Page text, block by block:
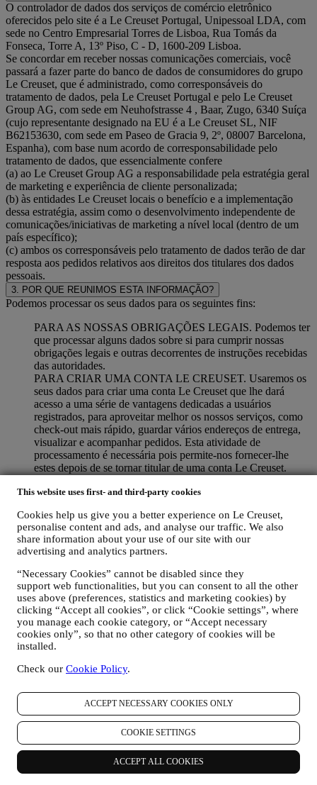
This website uses first- and third-party cookies
Cookies help us give you a better experience on Le Creuset,
personalise content and ads, and analyse our traffic. We also
share information about your use of our site with our
advertising and analytics partners.
“Necessary Cookies” cannot be disabled since they
support web functionalities, but you can consent to all the other
uses above (preferences, statistics and marketing cookies) by
clicking “Accept all cookies”, or click “Cookie settings”, where
you manage each cookie category, or “Accept necessary
cookies only”, so that no other category of cookies will be
installed.
Check our Cookie Policy.
ACCEPT NECESSARY COOKIES ONLY
COOKIE SETTINGS
ACCEPT ALL COOKIES
O controlador de dados dos serviços de comércio eletrônico
oferecidos pelo site é a Le Creuset Portugal, Unipessoal LDA, com
sede no Centro Empresarial Torres de Lisboa, Rua Tomás da
Fonseca, Torre A, 13º Piso, C - D, 1600-209 Lisboa.
Se concordar em receber nossas comunicações comerciais, você
passará a fazer parte do banco de dados de consumidores do grupo
Le Creuset, que é administrado, como corresponsáveis do
tratamento de dados, pela Le Creuset Portugal e pelo Le Creuset
Group AG, com sede em Neuhofstrasse 4 , Baar, Zugo, 6340 Suíça
(cujo representante designado na EU é a Le Creuset SL, NIF
B62153630, com sede em Paseo de Gracia 9, 2º, 08007 Barcelona,
Espanha), com base num acordo de corresponsabilidade pelo
tratamento de dados, que essencialmente confere
(a) ao Le Creuset Group AG a responsabilidade pela estratégia geral
de marketing e experiência de cliente personalizada;
(b) às entidades Le Creuset locais o benefício e a implementação
dessa estratégia, assim como o desenvolvimento independente de
comunicações/iniciativas de marketing a nível local (dentro de um
país específico);
(c) ambos os corresponsáveis pelo tratamento de dados terão de dar
resposta aos pedidos relativos aos direitos dos titulares dos dados
pessoais.
3. POR QUE REUNIMOS ESTA INFORMAÇÃO?
Podemos processar os seus dados para os seguintes fins:
PARA AS NOSSAS OBRIGAÇÕES LEGAIS. Podemos ter
que processar alguns dados sobre si para cumprir nossas
obrigações legais e outras decorrentes de instruções recebidas
das autoridades.
PARA CRIAR UMA CONTA LE CREUSET. Usaremos os
seus dados para criar uma conta Le Creuset que lhe dará
acesso a uma série de vantagens dedicadas a usuários
registrados, para aproveitar melhor os nossos serviços, como
check-out mais rápido, guardar vários endereços de entrega,
visualizar e acompanhar pedidos. Esta atividade de
processamento é necessária pois permite-nos fornecer-lhe
estes depois de se tornar titular de uma conta Le Creuset.
NOSSOS PRODUTOS, SERVIÇOS E ASSISTÊNCIA.
contratual consigo, as suas compras de produtos no sitee/ou
nas nossas lojas Le Creuset, do seu uso do site, qualquer
assistência pós-venda subsequente ou a sua participação nos
nossos concursos. Podemos ter que processar alguns dados
sobre si para fins administrativos relacionados com o nosso
relacionamento contratual, como contabilidade, cobrança e
auditoria, verificação de cartão de pagamento, triagem de
fraude, segurança, proteção, testes de sistemas, manutenção e
análise estatística. Ocasionalmente, talvez seja necessário
entrar em contato consigo por razões administrativas ou
operacionais, como por exemplo, para lhe enviar a sua
pessoais para responder às suas solicitações enviadas através
processar os seus dados com base no nosso interesse legítimo
(devidamente equilibrado com os seus direitos e liberdades)
para lhe enviar e-mails de seguimento no caso de ter
adicionado itens no nosso carrinho online sem completar a
compra. No caso de não finalizar a compra dentro de um
determinado período de tempo, não lhe serão enviadas mais
comunicações de seguimento.